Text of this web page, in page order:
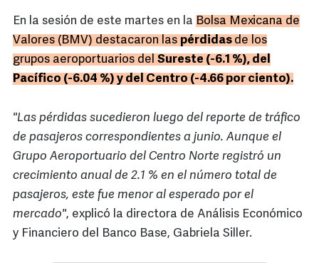
En la sesión de este martes en la Bolsa Mexicana de
Valores (BMV) destacaron las pérdidas de los
grupos aeroportuarios del Sureste (-6.1 %), del
Pacífico (-6.04 %) y del Centro (-4.66 por ciento).
"Las pérdidas sucedieron luego del reporte de tráfico
de pasajeros correspondientes a junio. Aunque el
Grupo Aeroportuario del Centro Norte registró un
crecimiento anual de 2.1 % en el número total de
pasajeros, este fue menor al esperado por el
mercado", explicó la directora de Análisis Económico
y Financiero del Banco Base, Gabriela Siller.